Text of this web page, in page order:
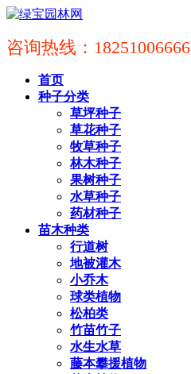
咨询热线：18251006666
首页
种子分类
草坪种子
草花种子
牧草种子
林木种子
果树种子
水草种子
药材种子
苗木种类
行道树
地被灌木
小乔木
球类植物
松柏类
竹苗竹子
水生水草
藤本攀援植物